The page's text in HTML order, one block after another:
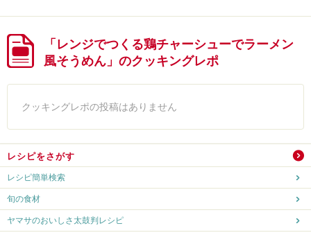
「レンジでつくる鶏チャーシューでラーメン
風そうめん」のクッキングレポ
クッキングレポの投稿はありません
レシピをさがす
レシピ簡単検索
旬の食材
ヤマサのおいしさ太鼓判レシピ